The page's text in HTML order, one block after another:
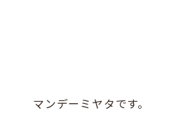
マンデーミヤタです。